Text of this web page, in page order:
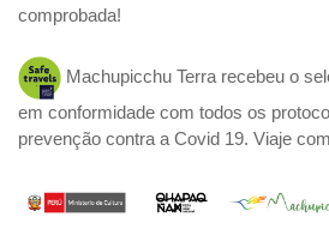
comprobada!
Machupicchu Terra recebeu o
em conformidade com todos os
prevenção contra a Covid 19. Viaje